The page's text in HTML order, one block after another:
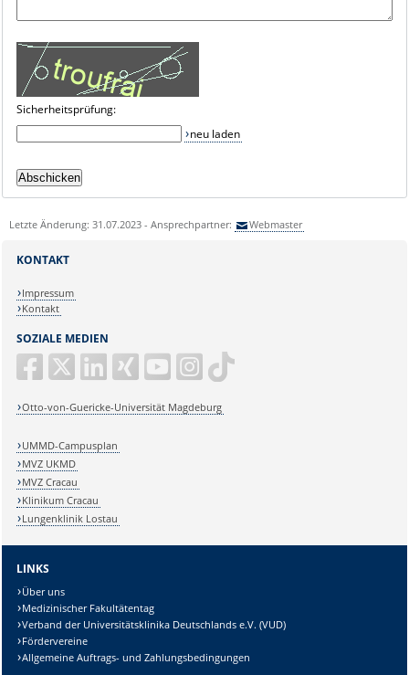
Sicherheitsprüfung:
neu laden
Letzte Änderung: 31.07.2023 - Ansprechpartner: Webmaster
SOZIALE MEDIEN
Otto-von-Guericke-Universität Magdeburg
KONTAKT
Impressum
Kontakt
UMMD-Campusplan
MVZ UKMD
MVZ Cracau
Klinikum Cracau
Lungenklinik Lostau
LINKS
Über uns
Medizinischer Fakultätentag
Verband der Universitätsklinika Deutschlands e.V. (VUD)
Fördervereine
Allgemeine Auftrags- und Zahlungsbedingungen